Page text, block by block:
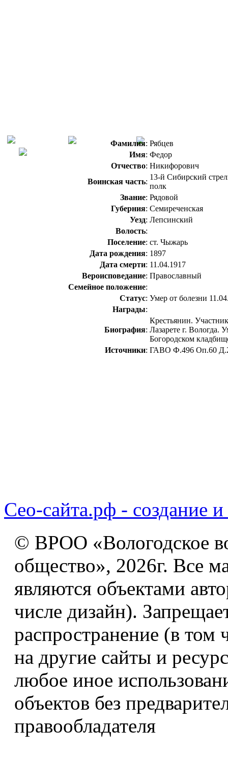
Фамилия: Рябцев
Имя: Федор
Отчество: Никифорович
Воинская часть:
13-й Сибирский
полк
Звание: Рядовой
Губерния: Семиреченская
Уезд: Лепсинский
Волость:
Поселение: ст. Чыжарь
Дата рождения: 1897
Дата смерти: 11.04.1917
Вероисповедание: Православный
Семейное положение:
Статус: Умер от болезни
Награды:
Биография:
Крестьянин.
Лазарете г. Вологда.
Богородском
Источники: ГАВО Ф.496 Оп.60
Сео-сайта.рф - создание и
© ВРОО «Вологодское
общество», 2026г. Все
являются объектами
числе дизайн).
распространение (в том
на другие сайты и
любое иное
объектов без
правообладателя